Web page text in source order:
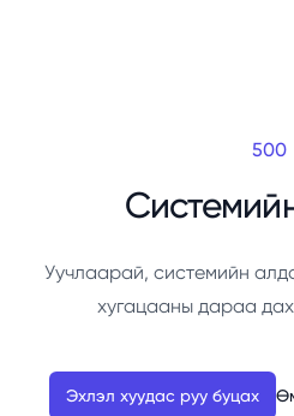
500
Уучлаарай, системийн
хугацааны дараа
Эхлэл хуудас руу буцах